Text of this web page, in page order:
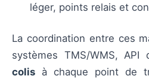
léger, points relais et
La coordination entre ces
systèmes TMS/WMS,
colis à chaque point de